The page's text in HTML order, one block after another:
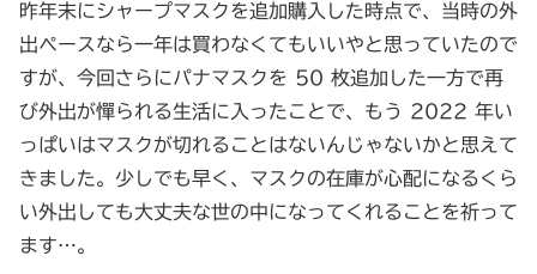
昨年末にシャープマスクを追加購入した時点で、当時の外
出ペースなら一年は買わなくてもいいやと思っていたので
すが、今回さらにパナマスクを 50 枚追加した一方で再
び外出が憚られる生活に入ったことで、もう 2022 年い
っぱいはマスクが切れることはないんじゃないかと思えて
きました。少しでも早く、マスクの在庫が心配になるくら
い外出しても大丈夫な世の中になってくれることを祈って
ます…。